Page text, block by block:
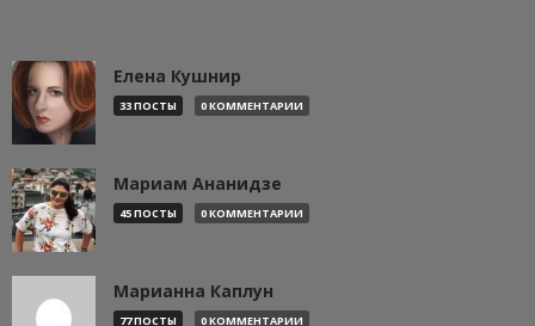
Елена Кушнир
33 ПОСТЫ 0 КОММЕНТАРИИ
Мариам Ананидзе
45 ПОСТЫ 0 КОММЕНТАРИИ
Марианна Каплун
77 ПОСТЫ 0 КОММЕНТАРИИ